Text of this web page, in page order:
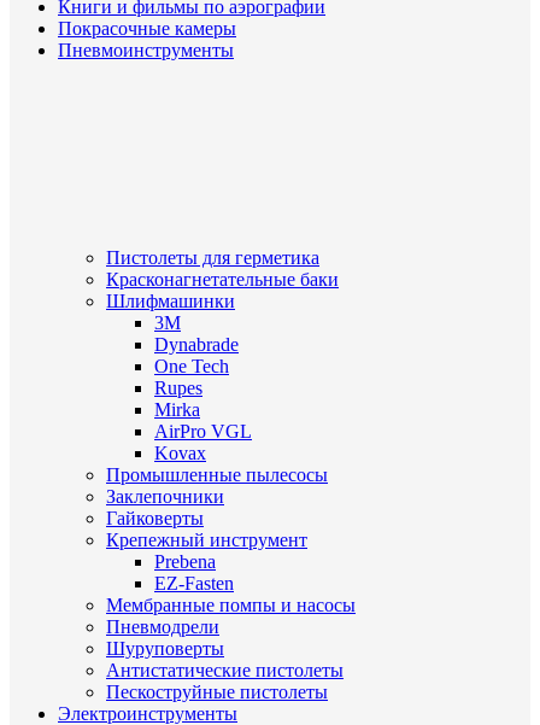
Книги и фильмы по аэрографии
Покрасочные камеры
Пневмоинструменты
Пистолеты для герметика
Красконагнетательные баки
Шлифмашинки
3M
Dynabrade
One Tech
Rupes
Mirka
AirPro VGL
Kovax
Промышленные пылесосы
Заклепочники
Гайковерты
Крепежный инструмент
Prebena
EZ-Fasten
Мембранные помпы и насосы
Пневмодрели
Шуруповерты
Антистатические пистолеты
Пескоструйные пистолеты
Электроинструменты